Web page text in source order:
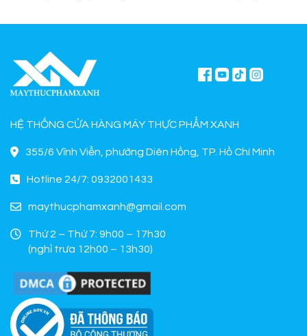
Phẩm Xanh.
nghiệp.
HỆ THỐNG CỬA HÀNG MÁY THỰC PHẨM XANH
355/6 Vĩnh Viễn, phường Diên Hồng, TP. Hồ Chí Minh
Hotline 24/7: 0932001433
maythucphamxanh@gmail.com
Thứ 2 – Thứ 7: 9h00 – 17h30
(nghỉ trưa 12h00 – 13h30)